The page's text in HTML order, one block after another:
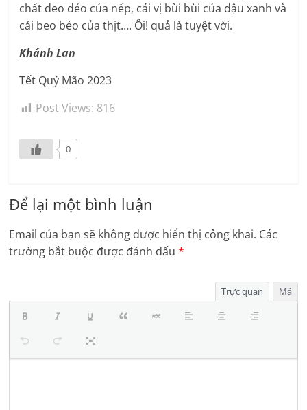
chất deo dẻo của nếp, cái vị bùi bùi của đậu xanh và
cái beo béo của thịt…. Ôi! quả là tuyệt vời.
Khánh Lan
Tết Quý Mão 2023
Post Views: 816
0
Để lại một bình luận
Email của bạn sẽ không được hiển thị công khai. Các
trường bắt buộc được đánh dấu*
Trực quan Mã